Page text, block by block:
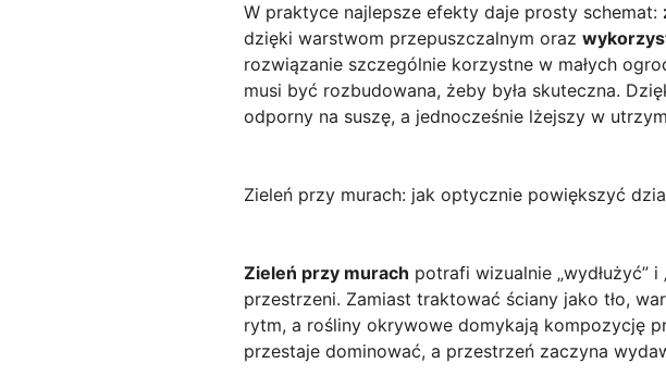
W praktyce najlepsze efekty daje prosty schemat:
dzięki warstwom przepuszczalnym oraz
rozwiązanie szczególnie korzystne w małych
musi być rozbudowana, żeby była skuteczna.
odporny na suszę, a jednocześnie lżejszy w
Zieleń przy murach: jak optycznie powiększyć
Zieleń przy murach potrafi wizualnie „wydłużyć”
przestrzeni. Zamiast traktować ściany jako tło,
rytm, a rośliny okrywowe domykają kompozycję
przestaje dominować, a przestrzeń zaczyna